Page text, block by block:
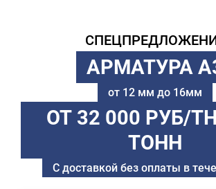
АРМАТУРА
от 12 мм до 16мм
ОТ 32 000 РУБ/ТН
ТОНН
С доставкой без оплаты в